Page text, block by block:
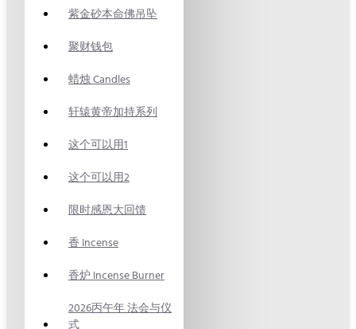
紫金砂本命佛吊坠
聚财钱包
蜡烛 Candles
轩辕黄帝加持系列
这个可以用1
这个可以用2
限时感恩大回馈
香 Incense
香炉 Incense Burner
2026丙午年 法会与仪
式